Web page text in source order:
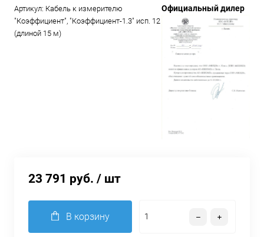
Артикул: Кабель к измерителю
"Коэффициент", "Коэффициент-1.3" исп. 12
(длиной 15 м)
Официальный дилер
23 791 руб. / шт
В корзину